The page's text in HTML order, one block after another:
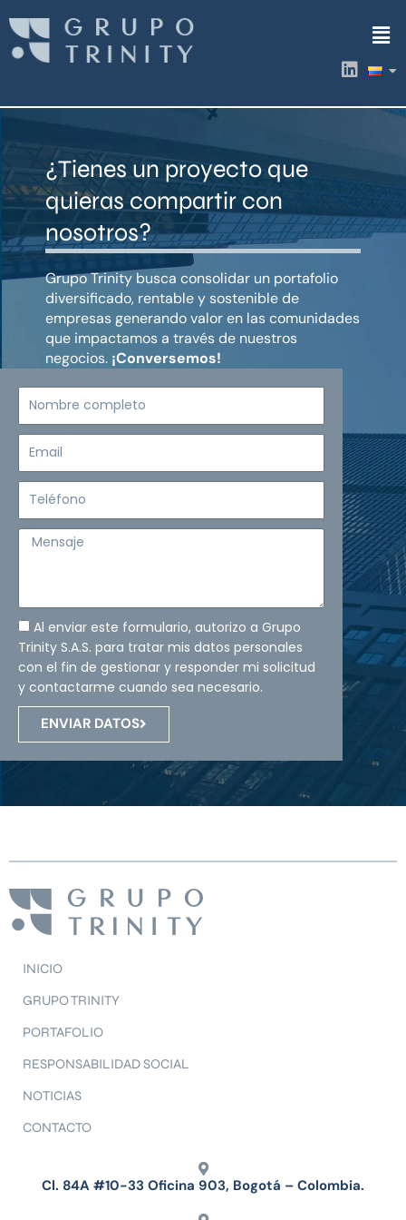
contenido
L
i
k
i
¿Tienes un proyecto que
quieras compartir con
nosotros?
Grupo Trinity busca consolidar un portafolio
diversificado, rentable y sostenible de
empresas generando valor en las comunidades
que impactamos a través de nuestros
negocios. ¡Conversemos!
Mensaje
Al enviar este formulario, autorizo a Grupo
Trinity S.A.S. para tratar mis datos personales
con el fin de gestionar y responder mi solicitud
y contactarme cuando sea necesario.
ENVIAR DATOS
INICIO
GRUPO TRINITY
PORTAFOLIO
RESPONSABILIDAD SOCIAL
NOTICIAS
CONTACTO
Cl. 84A #10-33 Oficina 903, Bogotá – Colombia.